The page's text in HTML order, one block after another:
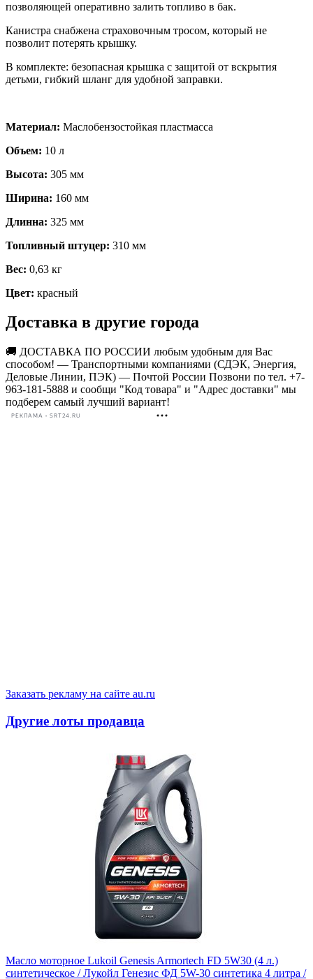
позволяющей оперативно залить топливо в бак.
Канистра снабжена страховочным тросом, который не
позволит потерять крышку.
В комплекте: безопасная крышка с защитой от вскрытия
детьми, гибкий шланг для удобной заправки.
Материал: Маслобензостойкая пластмасса
Объем: 10 л
Высота: 305 мм
Ширина: 160 мм
Длинна: 325 мм
Топливный штуцер: 310 мм
Вес: 0,63 кг
Цвет: красный
Доставка в другие города
🚚 ДОСТАВКА ПО РОССИИ любым удобным для Вас
способом! — Транспортными компаниями (СДЭК, Энергия,
Деловые Линии, ПЭК) — Почтой России Позвони по тел. +7-
963-181-5888 и сообщи "Код товара" и "Адрес доставки" мы
подберем самый лучший вариант!
РЕКЛАМА • SRT24.RU
Заказать рекламу на сайте au.ru
Другие лоты продавца
Масло моторное Lukoil Genesis Armortech FD 5W30 (4 л.)
синтетическое / Лукойл Генезис ФД 5W-30 синтетика 4 литра /